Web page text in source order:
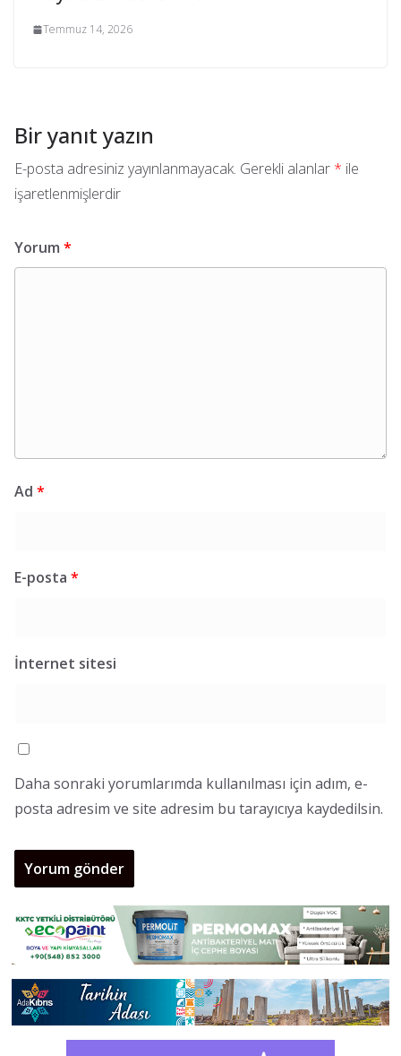
Temmuz 14, 2026
Bir yanıt yazın
E-posta adresiniz yayınlanmayacak. Gerekli alanlar * ile
işaretlenmişlerdir
Yorum *
Ad *
E-posta *
İnternet sitesi
Daha sonraki yorumlarımda kullanılması için adım, e-
posta adresim ve site adresim bu tarayıcıya kaydedilsin.